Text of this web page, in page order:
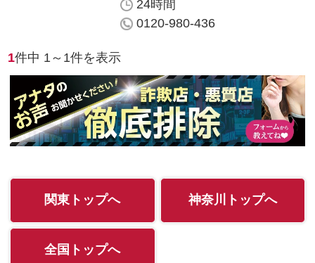
内致します(ﾉ∀`*)ﾉ彡☆ ※ご注
意事項 ※プレミアム料金かか
言葉★ 【割引ハイブリッ
ド！】 とお電話の際にお伝え
くださいm(__)m 豪華メンバ
ー４０名以上出勤しておりま
イトまで！ ★無料でメルマガ
入会して特典GET ◆コース
動画 その他特典盛りだくさん
24時間
0120-980-436
1件中 1～1件を表示
関東トップへ 神奈川トップへ
全国トップへ